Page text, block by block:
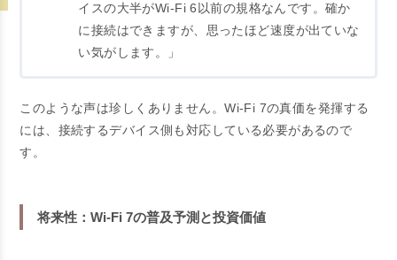
イスの大半がWi-Fi 6以前の規格なんです。確か
に接続はできますが、思ったほど速度が出ていな
い気がします。」
このような声は珍しくありません。Wi-Fi 7の真価を発揮する
には、接続するデバイス側も対応している必要があるので
す。
将来性：Wi-Fi 7の普及予測と投資価値